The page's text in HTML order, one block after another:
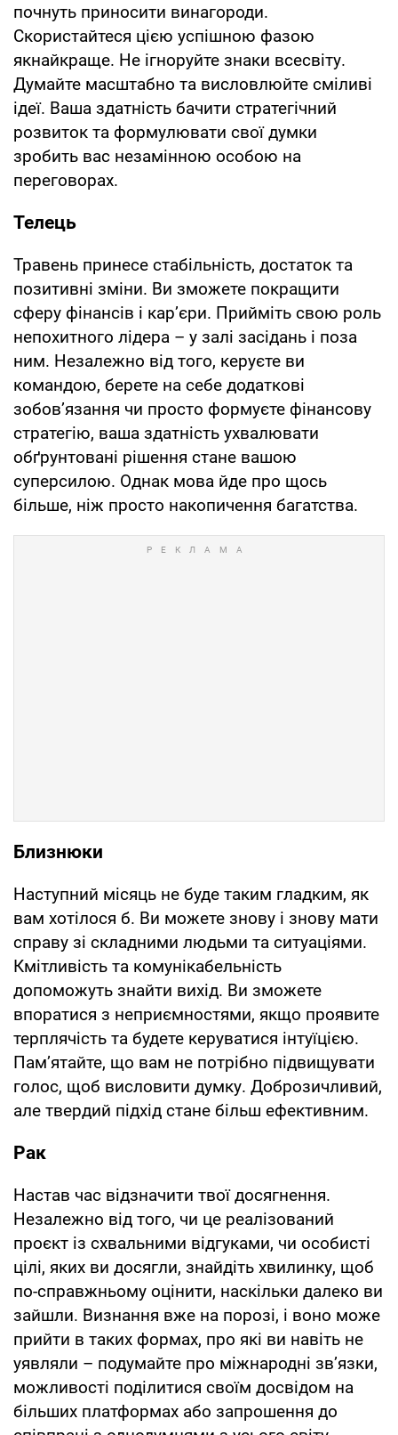
почнуть приносити винагороди.
Скористайтеся цією успішною фазою
якнайкраще. Не ігноруйте знаки всесвіту.
Думайте масштабно та висловлюйте сміливі
ідеї. Ваша здатність бачити стратегічний
розвиток та формулювати свої думки
зробить вас незамінною особою на
переговорах.
Телець
Травень принесе стабільність, достаток та
позитивні зміни. Ви зможете покращити
сферу фінансів і кар’єри. Прийміть свою роль
непохитного лідера – у залі засідань і поза
ним. Незалежно від того, керуєте ви
командою, берете на себе додаткові
зобов’язання чи просто формуєте фінансову
стратегію, ваша здатність ухвалювати
обґрунтовані рішення стане вашою
суперсилою. Однак мова йде про щось
більше, ніж просто накопичення багатства.
Близнюки
Наступний місяць не буде таким гладким, як
вам хотілося б. Ви можете знову і знову мати
справу зі складними людьми та ситуаціями.
Кмітливість та комунікабельність
допоможуть знайти вихід. Ви зможете
впоратися з неприємностями, якщо проявите
терплячість та будете керуватися інтуїцією.
Пам’ятайте, що вам не потрібно підвищувати
голос, щоб висловити думку. Доброзичливий,
але твердий підхід стане більш ефективним.
Рак
Настав час відзначити твої досягнення.
Незалежно від того, чи це реалізований
проєкт із схвальними відгуками, чи особисті
цілі, яких ви досягли, знайдіть хвилинку, щоб
по-справжньому оцінити, наскільки далеко ви
зайшли. Визнання вже на порозі, і воно може
прийти в таких формах, про які ви навіть не
уявляли – подумайте про міжнародні зв’язки,
можливості поділитися своїм досвідом на
більших платформах або запрошення до